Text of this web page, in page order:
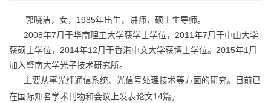
郭晓洁，女，1985年出生，讲师，硕士生导师。
2008年7月于华南理工大学获学士学位，2011年7月于中山大学
获硕士学位，2014年12月于香港中文大学获博士学位。2015年1月
加入暨南大学光子技术研究所。
主要从事光纤通信系统、光信号处理技术等方面的研究。目前已
在国际知名学术刊物和会议上发表论文14篇。